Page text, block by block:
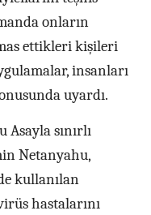
onların
ettikleri kişileri
insanları
uyardı.
sınırlı
Netanyahu,
kullanılan
hastalarını